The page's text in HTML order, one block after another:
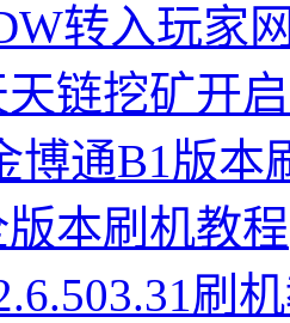
转入玩家
链挖矿开
博通B1版本
本刷机教程
刷